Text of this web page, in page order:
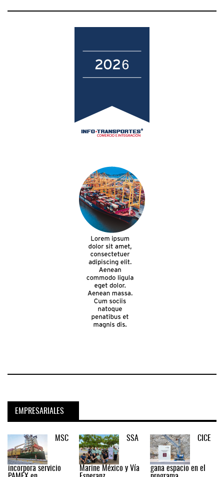
EMPRESARIALES
MSC
incorpora servicio
SSA
Marine México y Vía
CICE
gana espacio en el